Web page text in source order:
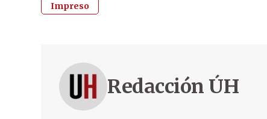
Impreso
Redacción ÚH